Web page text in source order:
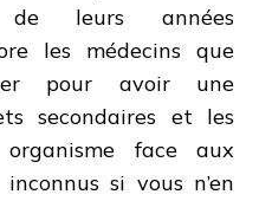
de leurs années
les médecins que
pour avoir une
secondaires et les
face aux
si vous n’en